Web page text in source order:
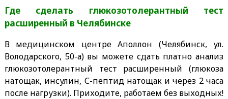
Где сделать глюкозотолерантный тест
расширенный в Челябинске
В медицинском центре Аполлон (Челябинск, ул.
Володарского, 50-а) вы можете сдать платно анализ
глюкозотолерантный тест расширенный (глюкоза
натощак, инсулин, С-пептид натощак и через 2 часа
после нагрузки). Приходите, работаем без выходных!